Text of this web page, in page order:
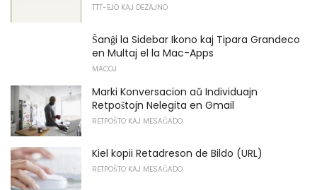
TTT-EJO KAJ DEZAJNO
Ŝanĝi la Sidebar Ikono kaj Tipara Grandeco
en Multaj el la Mac-Apps
MACOJ
Marki Konversacion aŭ Individuajn
Retpoŝtojn Nelegita en Gmail
RETPOŜTO KAJ MESAĜADO
Kiel kopii Retadreson de Bildo (URL)
RETPOŜTO KAJ MESAĜADO